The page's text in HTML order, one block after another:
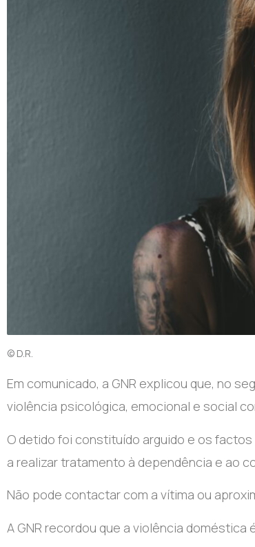
© D.R.
Em comunicado, a GNR explicou que, no
violência psicológica, emocional e social
O detido foi constituído arguido e os
a realizar tratamento à dependência e ao
Não pode contactar com a vítima ou
A GNR recordou que a violência